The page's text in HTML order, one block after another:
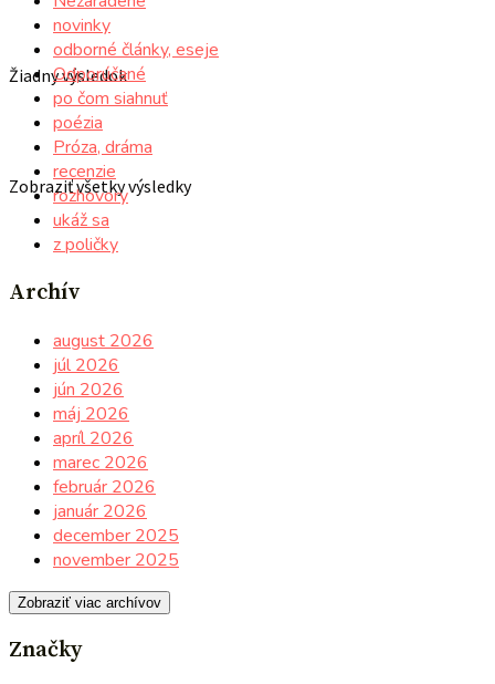
Žiadny výsledok
Zobraziť všetky výsledky
novinky
odborné články, eseje
Odporúčané
po čom siahnuť
poézia
Próza, dráma
recenzie
rozhovory
ukáž sa
z poličky
Archív
august 2026
júl 2026
jún 2026
máj 2026
apríl 2026
marec 2026
február 2026
január 2026
december 2025
november 2025
Zobraziť viac archívov
Značky